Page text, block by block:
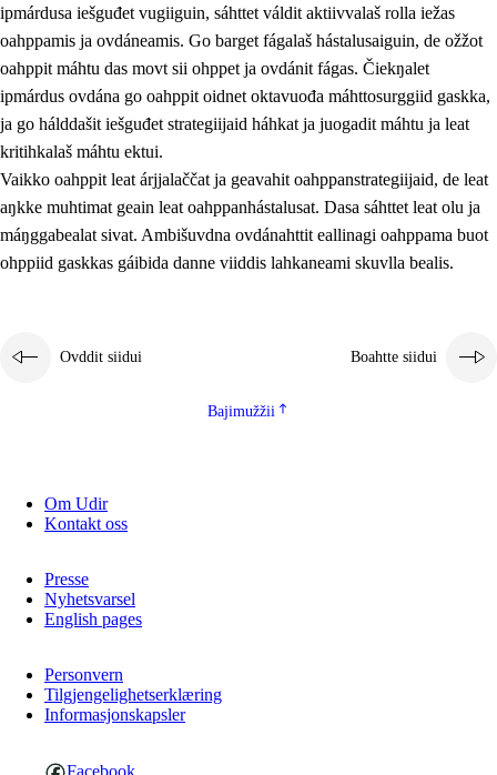
Gealbu fágain
2.3 Vuođđogálggat
Oahppat oahppat
Fágaidrasttideaddji fáttát
ipmárdusa iešguđet vugiiguin, sáhttet váldit aktiivvalaš rolla iežas
oahppamis ja ovdáneamis. Go barget fágalaš hástalusaiguin, de ožžot
oahppit máhtu das movt sii ohppet ja ovdánit fágas. Čiekŋalet
ipmárdus ovdána go oahppit oidnet oktavuođa máhttosurggiid gaskka,
ja go hálddašit iešguđet strategiijaid háhkat ja juogadit máhtu ja leat
kritihkalaš máhtu ektui.
Vaikko oahppit leat árjjalaččat ja geavahit oahppanstrategiijaid, de leat
aŋkke muhtimat geain leat oahppanhástalusat. Dasa sáhttet leat olu ja
máŋggabealat sivat. Ambišuvdna ovdánahttit eallinagi oahppama buot
ohppiid gaskkas gáibida danne viiddis lahkaneami skuvlla bealis.
Ovddit siidui Boahtte siidui
Bajimužžii
Om Udir
Kontakt oss
Presse
Nyhetsvarsel
English pages
Personvern
Tilgjengelighetserklæring
Informasjonskapsler